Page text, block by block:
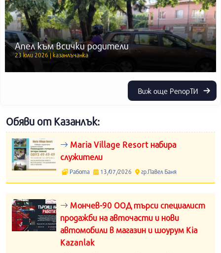
Апел към всички родители
23 юли 2026 | казанлъчанка
Виж още РепорТИ
Обяви от Казанлък:
Maria Village Resort набира
служители
Работа 13/07/2026 гр.Павел Баня
Мончев-90 ООД търси специалист
продажби на авточасти и нови
автомобили в магазин и шоурум Kia
Kazanlak